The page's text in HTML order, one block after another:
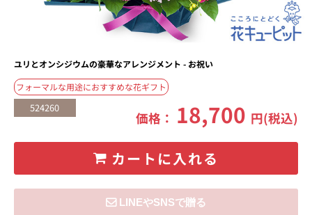
ユリとオンシジウムの豪華なアレンジメント - お祝い
フォーマルな用途におすすめな花ギフト
524260
価格： 18,700 円(税込)
カートに入れる